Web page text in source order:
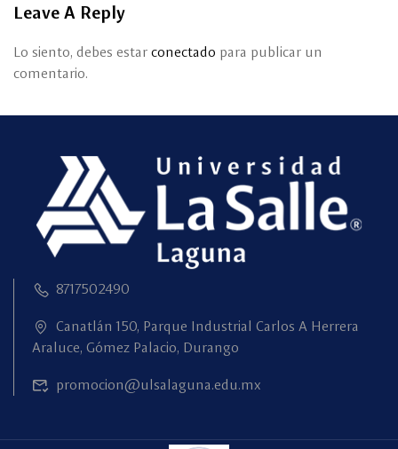
Leave A Reply
Lo siento, debes estar conectado para publicar un
comentario.
8717502490
Canatlán 150, Parque Industrial Carlos A Herrera
Araluce, Gómez Palacio, Durango
promocion@ulsalaguna.edu.mx